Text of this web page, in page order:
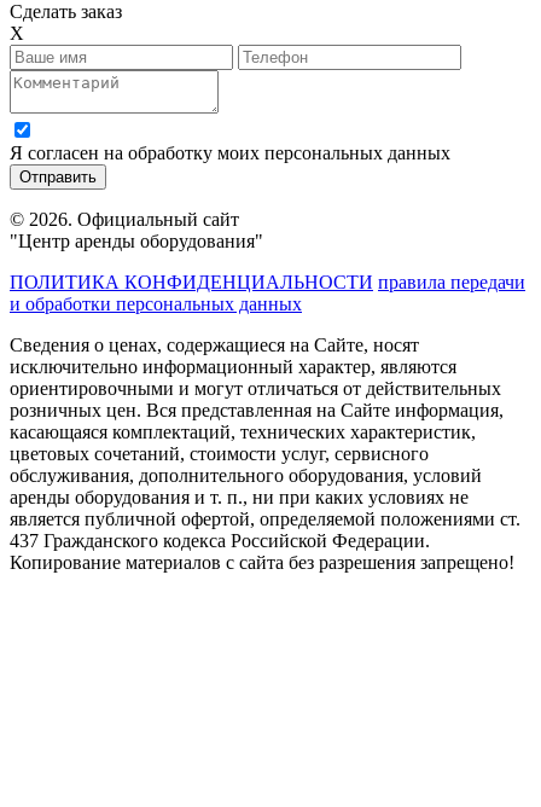
Сделать заказ
X
Я согласен на обработку моих персональных данных
© 2026. Официальный сайт
"Центр аренды оборудования"
ПОЛИТИКА КОНФИДЕНЦИАЛЬНОСТИ правила передачи
и обработки персональных данных
Сведения о ценах, содержащиеся на Сайте, носят
исключительно информационный характер, являются
ориентировочными и могут отличаться от действительных
розничных цен. Вся представленная на Сайте информация,
касающаяся комплектаций, технических характеристик,
цветовых сочетаний, стоимости услуг, сервисного
обслуживания, дополнительного оборудования, условий
аренды оборудования и т. п., ни при каких условиях не
является публичной офертой, определяемой положениями ст.
437 Гражданского кодекса Российской Федерации.
Копирование материалов с сайта без разрешения запрещено!